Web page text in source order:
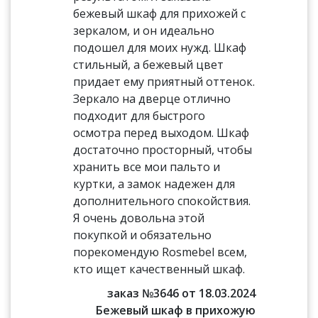
бежевый шкаф для прихожей с
зеркалом, и он идеально
подошел для моих нужд. Шкаф
стильный, а бежевый цвет
придает ему приятный оттенок.
Зеркало на дверце отлично
подходит для быстрого
осмотра перед выходом. Шкаф
достаточно просторный, чтобы
хранить все мои пальто и
куртки, а замок надежен для
дополнительного спокойствия.
Я очень довольна этой
покупкой и обязательно
порекомендую Rosmebel всем,
кто ищет качественный шкаф.
заказ №3646 от 18.03.2024
Бежевый шкаф в прихожую